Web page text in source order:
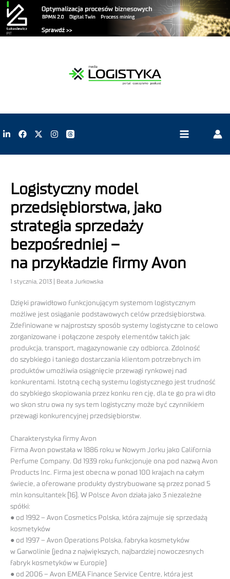
Logistyczny model
przedsiębiorstwa, jako
strategia sprzedaży
bezpośredniej –
na przykładzie firmy Avon
1 stycznia, 2013 | Beata Jurkowska
Dzięki prawidłowo funkcjonującym systemom logistycznym
możliwe jest osiąganie podstawowych celów przedsiębiorstwa.
Zdefiniowane w najprostszy sposób systemy logistyczne to celowo
zorganizowane i połączone zespoły elementów takich jak:
produkcja, transport, magazynowanie czy odbiorca. Zdolność
do szybkiego i taniego dostarczania klientom potrzebnych im
produktów umożliwia osiągnięcie przewagi rynkowej nad
konkurentami. Istotną cechą systemu logistycznego jest trudność
do szybkiego skopiowania przez konku ren cję, dla te go pra wi dło
wo skon stru owa ny sys tem logistyczny może być czynnikiem
przewagi konkurencyjnej przedsiębiorstw.
Charakterystyka firmy Avon
Firma Avon powstała w 1886 roku w Nowym Jorku jako California
Perfume Company. Od 1939 roku funkcjonuje ona pod nazwą Avon
Products Inc. Firma jest obecna w ponad 100 krajach na całym
świecie, a oferowane produkty dystrybuowane są przez ponad 5
mln konsultantek [16]. W Polsce Avon działa jako 3 niezależne
spółki:
● od 1992 – Avon Cosmetics Polska, która zajmuje się sprzedażą
kosmetyków
● od 1997 – Avon Operations Polska, fabryka kosmetyków
w Garwolinie (jedna z największych, najbardziej nowoczesnych
fabryk kosmetyków w Europie)
● od 2006 – Avon EMEA Finance Service Centre, która jest